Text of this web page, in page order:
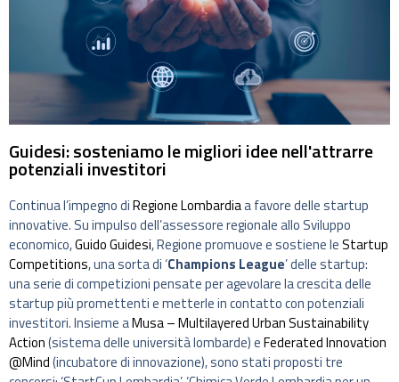
Guidesi: sosteniamo le migliori idee nell'attrarre
potenziali investitori
Continua l’impegno diRegione Lombardiaa favore delle startup
innovative. Su impulso dell’assessore regionale allo Sviluppo
economico,Guido Guidesi, Regione promuove e sostiene leStartup
Competitions, una sorta di ‘Champions League’ delle startup:
una serie di competizioni pensate per agevolare la crescita delle
startup più promettenti e metterle in contatto con potenziali
investitori. Insieme aMusa – Multilayered Urban Sustainability
Action(sistema delle università lombarde) eFederated Innovation
@Mind(incubatore di innovazione), sono stati proposti tre